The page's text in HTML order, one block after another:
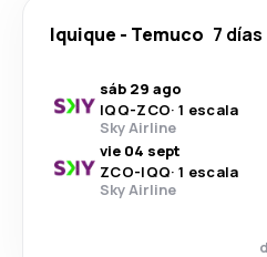
Iquique - Temuco 7 días
sáb 29 ago
IQQ-ZCO· 1 escala
Sky Airline
vie 04 sept
ZCO-IQQ· 1 escala
Sky Airline